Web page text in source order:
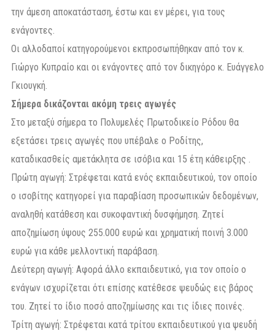
την άμεση αποκατάσταση, έστω και εν μέρει, για τους
ενάγοντες.
Οι αλλοδαποί κατηγορούμενοι εκπροσωπήθηκαν από τον κ.
Γιώργο Κυπραίο και οι ενάγοντες από τον δικηγόρο κ. Ευάγγελο
Γκιουγκή.
Σήμερα δικάζονται ακόμη τρεις αγωγές
Στο μεταξύ σήμερα το Πολυμελές Πρωτοδικείο Ρόδου θα
εξετάσει τρεις αγωγές που υπέβαλε ο Ροδίτης,
καταδικασθείς αμετάκλητα σε ισόβια και 15 έτη κάθειρξης .
Πρώτη αγωγή: Στρέφεται κατά ενός εκπαιδευτικού, τον οποίο
ο ισοβίτης κατηγορεί για παραβίαση προσωπικών δεδομένων,
αναληθή κατάθεση και συκοφαντική δυσφήμηση. Ζητεί
αποζημίωση ύψους 255.000 ευρώ και χρηματική ποινή 3.000
ευρώ για κάθε μελλοντική παράβαση.
Δεύτερη αγωγή: Αφορά άλλο εκπαιδευτικό, για τον οποίο ο
ενάγων ισχυρίζεται ότι επίσης κατέθεσε ψευδώς εις βάρος
του. Ζητεί το ίδιο ποσό αποζημίωσης και τις ίδιες ποινές.
Τρίτη αγωγή: Στρέφεται κατά τρίτου εκπαιδευτικού για ψευδή